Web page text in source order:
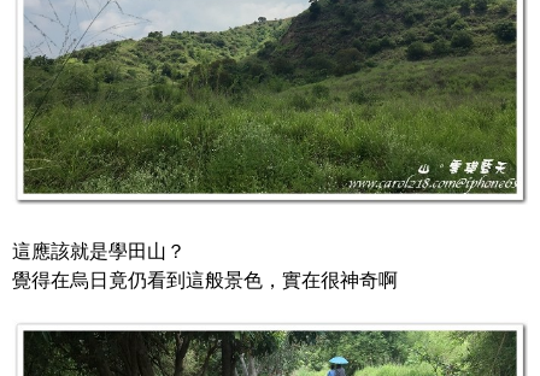
這應該就是學田山？
覺得在烏日竟仍看到這般景色，實在很神奇啊